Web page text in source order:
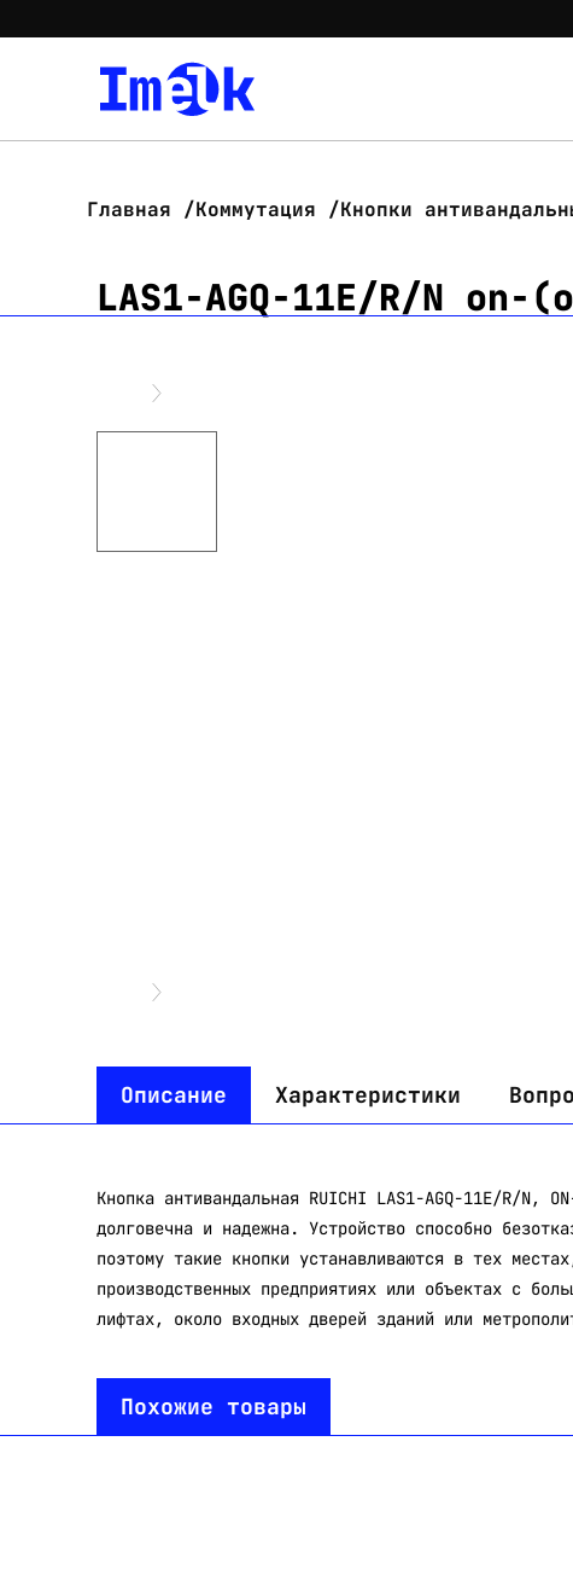
Главная Коммутация Кнопки
LAS1-AGQ-11E/R/N on-
Описание Характеристики
Кнопка антивандальная RUICHI LAS1-AGQ-11E/R/N,
долговечна и надежна. Устройство способно
поэтому такие кнопки устанавливаются в тех
производственных предприятиях или объектах с
лифтах, около входных дверей зданий или
Похожие товары